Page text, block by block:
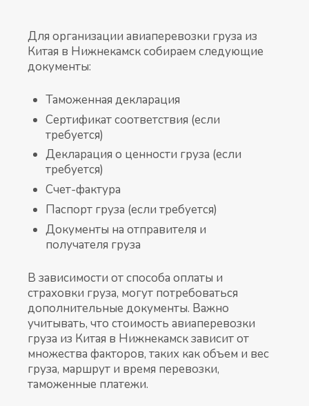
Для организации авиаперевозки груза из
Китая в Нижнекамск собираем следующие
документы:
Таможенная декларация
Сертификат соответствия (если
требуется)
Декларация о ценности груза (если
требуется)
Счет-фактура
Паспорт груза (если требуется)
Документы на отправителя и
получателя груза
В зависимости от способа оплаты и
страховки груза, могут потребоваться
дополнительные документы. Важно
учитывать, что стоимость авиаперевозки
груза из Китая в Нижнекамск зависит от
множества факторов, таких как объем и вес
груза, маршрут и время перевозки,
таможенные платежи.